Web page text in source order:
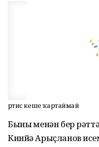
Әртис кеше ҡартаймай
Бының менән бер
Кинйә Арыҫланов